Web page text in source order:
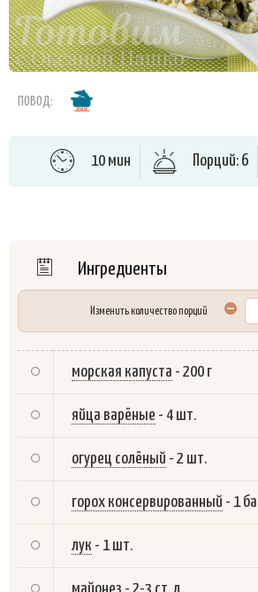
ПОВОД:
10 мин Порций: 6
Ингредиенты
Изменить количество порций
морская капуста - 200 г
яйца варёные - 4 шт.
огурец солёный - 2 шт.
горох консервированный - 1
лук - 1 шт.
майонез - 2-3 ст. л.